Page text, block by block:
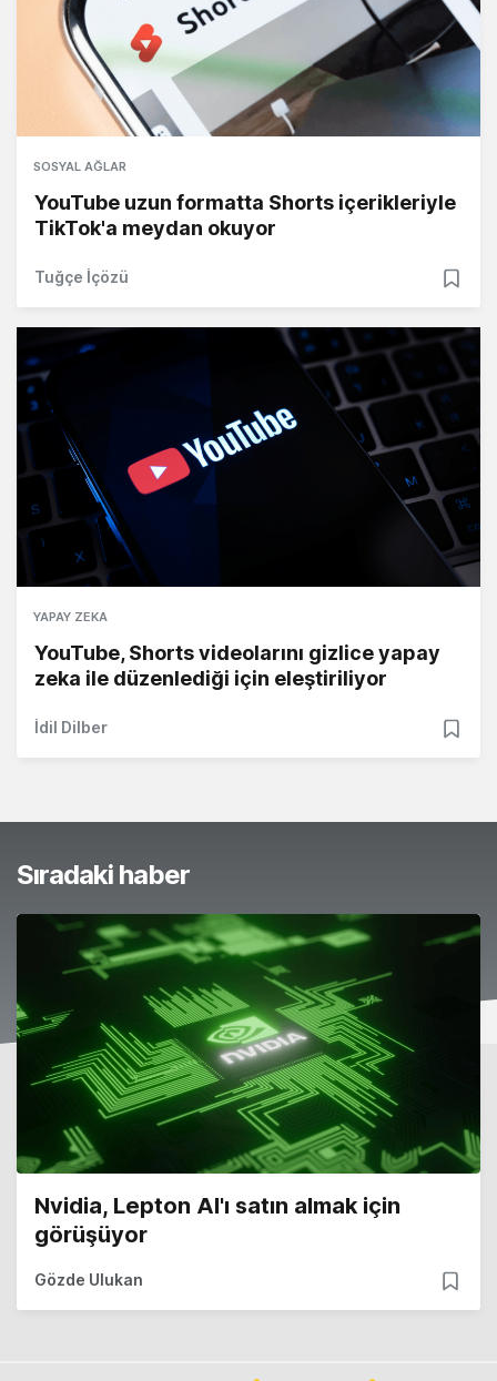
SOSYAL AĞLAR
YouTube uzun formatta Shorts içerikleriyle
TikTok'a meydan okuyor
Tuğçe İçözü
YAPAY ZEKA
YouTube, Shorts videolarını gizlice yapay
zeka ile düzenlediği için eleştiriliyor
İdil Dilber
Sıradaki haber
Nvidia, Lepton AI'ı satın almak için
görüşüyor
Gözde Ulukan